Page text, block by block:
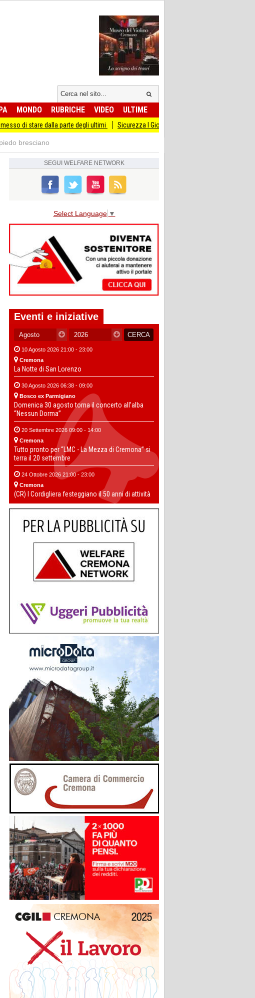
MONDO RUBRICHE VIDEO ULTIME
dalla parte degli ultimi Sicurezza I Giovani Democratici ribattono ai Giovani di
bresciano
SEGUI WELFARE NETWORK
Select Language ▼
Eventi e iniziative
10 Agosto 2026 21:00 - 23:00
Cremona
La Notte di San Lorenzo
30 Agosto 2026 06:38 - 09:00
Bosco ex Parmigiano
Domenica 30 agosto torna il concerto all’alba
“Nessun Dorma”
20 Settembre 2026 09:00 - 14:00
Cremona
Tutto pronto per “LMC - La Mezza di Cremona” si
terra il 20 settembre
24 Ottobre 2026 21:00 - 23:00
Cremona
(CR) I Cordigliera festeggiano il 50 anni di attività